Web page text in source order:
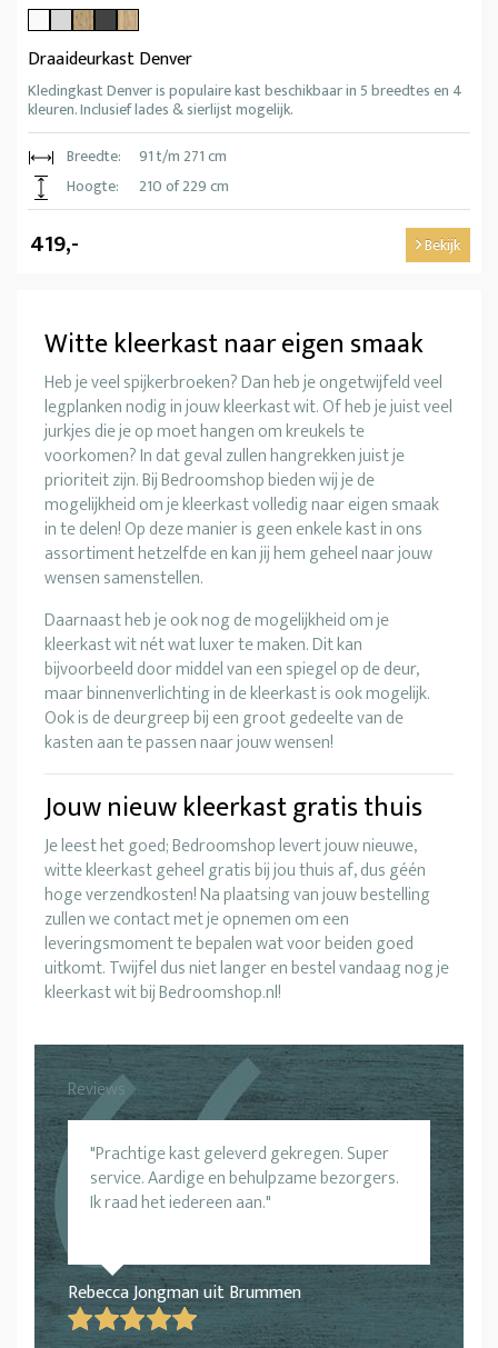
Draaideurkast Denver
Kledingkast Denver is populaire kast beschikbaar in 5 breedtes en 4
kleuren. Inclusief lades & sierlijst mogelijk.
Breedte:
91 t/m 271 cm
Hoogte:
210 of 229 cm
419,- Bekijk
Witte kleerkast naar eigen smaak
Heb je veel spijkerbroeken? Dan heb je ongetwijfeld veel
legplanken nodig in jouw kleerkast wit. Of heb je juist veel
jurkjes die je op moet hangen om kreukels te
voorkomen? In dat geval zullen hangrekken juist je
prioriteit zijn. Bij Bedroomshop bieden wij je de
mogelijkheid om je kleerkast volledig naar eigen smaak
in te delen! Op deze manier is geen enkele kast in ons
assortiment hetzelfde en kan jij hem geheel naar jouw
wensen samenstellen.
Daarnaast heb je ook nog de mogelijkheid om je
kleerkast wit nét wat luxer te maken. Dit kan
bijvoorbeeld door middel van een spiegel op de deur,
maar binnenverlichting in de kleerkast is ook mogelijk.
Ook is de deurgreep bij een groot gedeelte van de
kasten aan te passen naar jouw wensen!
Jouw nieuw kleerkast gratis thuis
Je leest het goed; Bedroomshop levert jouw nieuwe,
witte kleerkast geheel gratis bij jou thuis af, dus géén
hoge verzendkosten! Na plaatsing van jouw bestelling
zullen we contact met je opnemen om een
leveringsmoment te bepalen wat voor beiden goed
uitkomt. Twijfel dus niet langer en bestel vandaag nog je
kleerkast wit bij Bedroomshop.nl!
Reviews
Prachtige kast geleverd gekregen. Super
service. Aardige en behulpzame bezorgers.
Ik raad het iedereen aan.
Rebecca Jongman uit Brummen